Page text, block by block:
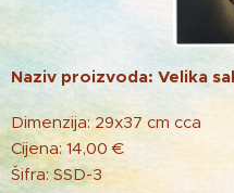
Naziv proizvoda: Velika
Dimenzija: 29x37 cm cca
Cijena: 14,00 €
Šifra: SSD-3